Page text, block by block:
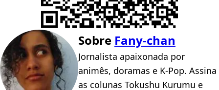
Sobre Fany-chan
Jornalista apaixonada por
animês, doramas e K-Pop. Assina
as colunas Tokushu Kurumu e